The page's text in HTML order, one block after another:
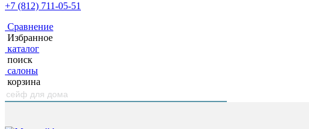
+7 (812) 711-05-51
Сравнение
Избранное
каталог
поиск
салоны
корзина